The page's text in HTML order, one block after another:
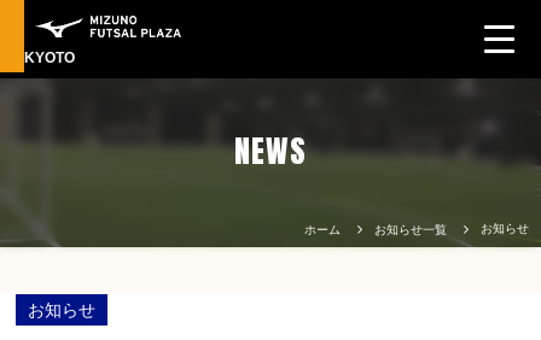
KYOTO
NEWS
ホーム お知らせ一覧 お知らせ
お知らせ